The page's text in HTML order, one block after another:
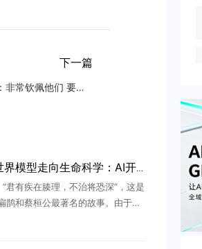
下一篇
雷军谈DeepSeek：非常钦佩他们 要学会用AI提高工作效
世界模型走向生命科学：AI开始预演生命的未来
“君有疾在腠理，不治将恐深”，这是
鹊和蔡桓公最著名的故事。由于蔡